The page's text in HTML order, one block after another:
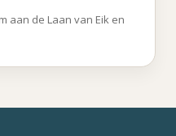
aan de Laan van Eik en